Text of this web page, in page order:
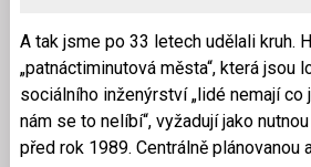
A tak jsme po 33 letech udělali kruh.
„patnáctiminutová města“, která jsou
sociálního inženýrství „lidé nemají co
nám se to nelíbí“, vyžadují jako
před rok 1989. Centrálně plánovanou